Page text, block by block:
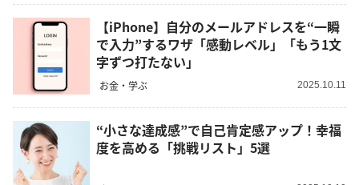
【iPhone】自分のメールアドレスを“一瞬
で入力”するワザ「感動レベル」「もう1文
字ずつ打たない」
お金・学ぶ 2025.10.11
“小さな達成感”で自己肯定感アップ！幸福
度を高める「挑戦リスト」5選